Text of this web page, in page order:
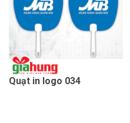
Quạt in logo 034